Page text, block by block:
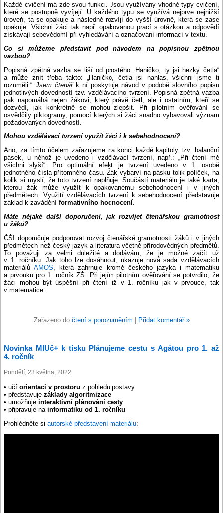
Každé cvičení má zde svou funkci. Jsou využívány vhodné typy cvičení,
které se postupně vyvíjejí. U každého typu se využívá nejprve nejnižší
úroveň, ta se opakuje a následně rozvíjí do vyšší úrovně, která se zase
opakuje. Všichni žáci tak např. opakovanou prací s otázkou a odpovědí
získávají sebevědomí při vyhledávání a označování informací v textu.
Co si můžeme představit pod návodem na popisnou zpětnou
vazbou?
Popisná zpětná vazba se liší od prostého „Haničko, ty jsi hezky četla“
a může znít třeba takto: „Haničko, četla jsi nahlas, všichni jsme ti
rozuměli.“ Jsem čtenářk ní poskytuje návod v podobě slovního popisu
jednotlivých dovedností tzv. vzdělávacího tvrzení. Popisná zpětná vazba
pak napomáhá nejen žákovi, který právě četl, ale i ostatním, kteří se
dozvědí, jak konkrétně se mohou zlepšit. Při pilotním ověřování se
osvědčily piktogramy, pomocí kterých si žáci snadno vybavovali význam
požadovaných dovedností.
Mohou vzdělávací tvrzení využít žáci i k sebehodnocení?
Ano, za tímto účelem zařazujeme na konci každé kapitoly tzv. balanční
pásek, u něhož je uvedeno i vzdělávací tvrzení, např.: „Při čtení mě
všichni slyší“. Pro optimální efekt je tvrzení uvedeno v 1. osobě
jednotného čísla přítomného času. Žák vybarví na pásku tolik políček, na
kolik si myslí, že toto tvrzení naplňuje. Součástí materiálu je také karta,
kterou žák může využít k opakovanému sebehodnocení i v jiných
předmětech. Využití vzdělávacích tvrzení k sebehodnocení představuje
základ k zaváděníformativního hodnocení.
Máte nějaké další doporučení, jak rozvíjet čtenářskou gramotnost
u žáků?
ČŠI doporučuje podporovat rozvoj čtenářské gramotnosti žáků i v jiných
předmětech než český jazyk a literatura včetně přírodovědných předmětů.
To považuji za velmi důležité a dodávám, že je možné začít už
v 1. ročníku. Jak toho lze dosáhnout, ukazuje nová sada vzdělávacích
materiálůAMOS , která zahrnuje kromě českého jazyka i matematiku
a prvouku pro 1. ročník ZŠ. Při jejím pilotním ověřování se potvrdilo, že
žáci mohou být úspěšní při čtení již v 1. ročníku jak v prvouce, tak
v matematice.
Zařazeno do čtení s porozuměním Přidat komentář »
Novinka MIUč+ k tisku Plánujeme cestu s Agátou pro 1. až
4. ročník
Pondělí, 23 května, 2022
• učíorientaci v prostoru z pohledu postavy
• představujezáklady algoritmizace
• umožňujeinteraktivní plánování cesty
• připravuje nainformatiku od 1. ročníku
Prohlédněte siautorské představení materiálu: